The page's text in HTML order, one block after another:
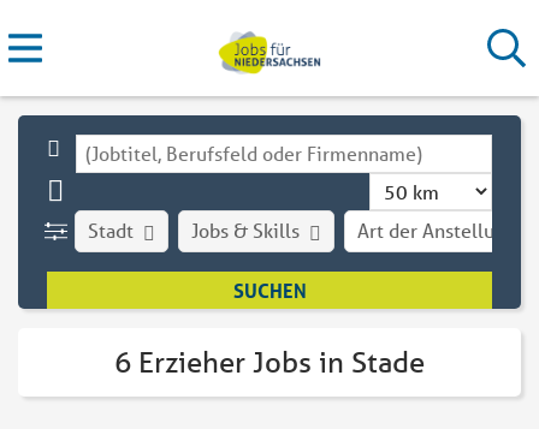
Stadt Art der Anstellung
Jobs & Skills
6 Erzieher Jobs in Stade